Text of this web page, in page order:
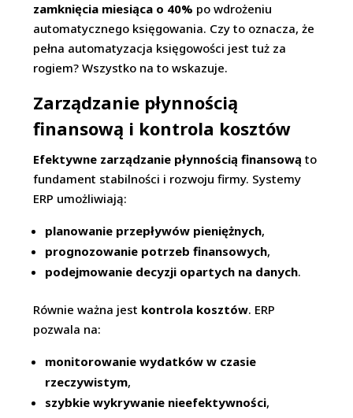
zamknięcia miesiąca o 40% po wdrożeniu
automatycznego księgowania. Czy to oznacza, że
pełna automatyzacja księgowości jest tuż za
rogiem? Wszystko na to wskazuje.
Zarządzanie płynnością
finansową i kontrola kosztów
Efektywne zarządzanie płynnością finansową to
fundament stabilności i rozwoju firmy. Systemy
ERP umożliwiają:
planowanie przepływów pieniężnych,
prognozowanie potrzeb finansowych,
podejmowanie decyzji opartych na danych.
Równie ważna jest kontrola kosztów. ERP
pozwala na:
monitorowanie wydatków w czasie
rzeczywistym,
szybkie wykrywanie nieefektywności,